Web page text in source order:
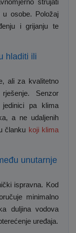
u osobe. Položaj
i grijanju te
hladiti ili
ali za kvalitetno
Senzor
jedinici pa klima
a ne udaljenih
članku koji klima
unutarnje
ispravna. Kod
minimalno
duljina vodova
uređaja.